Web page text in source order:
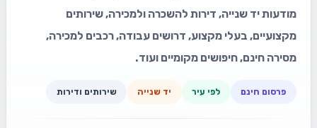
מודעות יד שנייה, דירות להשכרה ולמכירה, שירותים
מקצועיים, בעלי מקצוע, דרושים עבודה, רכבים למכירה,
מסירה חינם, חיפושים מקומיים ועוד.
פרסום חינם לפי עיר יד שנייה שירותים ודירות